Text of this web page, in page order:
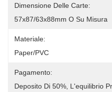
Dimensione Delle Carte:
57x87/63x88mm O Su Misura
Materiale:
Paper/PVC
Pagamento:
Deposito Di 50%, L'equilibrio